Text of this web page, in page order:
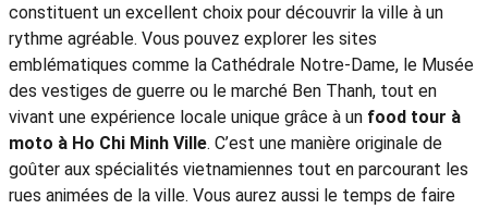
pour découvrir la gastronomie locale tout en explorant la
ville.
De décembre à février, les températures sont plus douces et
l’ambiance est festive grâce au Nouvel An lunaire vietnamien.
De mars à avril, il fait plus chaud (environ 33 °C), mais le
climat reste sec et propice aux visites. En revanche, la saison
des pluies (de mai à novembre) apporte humidité, averses et
parfois inondations, ce qui peut gêner les déplacements.